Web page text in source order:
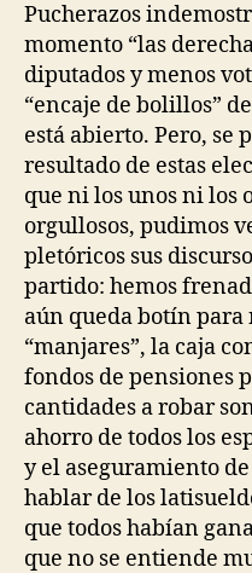
Pucherazos
momento “las
diputados y menos
“encaje de bolillos”
está abierto. Pero, se
resultado de estas
que ni los unos ni los
orgullosos, pudimos
pletóricos sus
partido: hemos
aún queda botín
“manjares”, la caja
fondos de pensiones
cantidades a robar
ahorro de todos los
y el aseguramiento
hablar de los
que todos habían
que no se entiende